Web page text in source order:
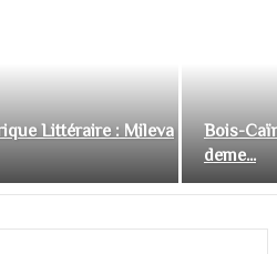
Littéraire : Mileva
Bois-
deme...